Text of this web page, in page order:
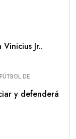
Jr..
DE
y defenderá